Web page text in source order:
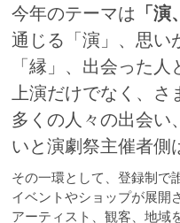
今年のテーマは 「
通じる「演」、思い
「縁」、出会った
上演だけでなく、
多くの人々の出会い
いと演劇祭主催者側
その一環として、登録制で
イベントやショップが展開
アーティスト、観客、地域